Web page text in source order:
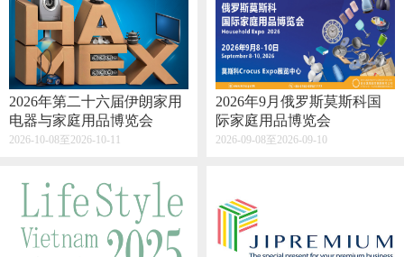
2026年第二十六届伊朗家用
电器与家庭用品博览会
2026-10-08至2026-10-11
2026年9月俄罗斯莫斯科国
际家庭用品博览会
2026-09-08至2026-09-10